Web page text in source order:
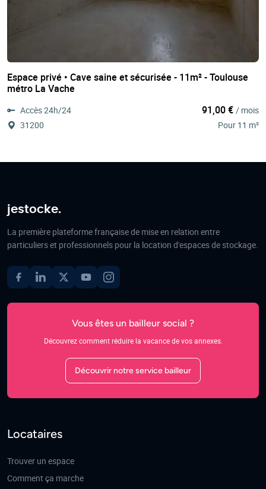
Espace privé • Cave saine et sécurisée - 11m² - Toulouse
métro La Vache
Accès 24h/24
31200
91,00 € / mois
Pour 11 m²
jestocke.
La première plateforme française de mise en relation entre
particuliers et professionnels pour la location d'espaces de stockage.
Vous êtes un bailleur social ?
Découvrez comment réduire la vacance de vos annexes.
Découvrir notre service bailleur
Locataires
Trouver un espace
Comment ça marche